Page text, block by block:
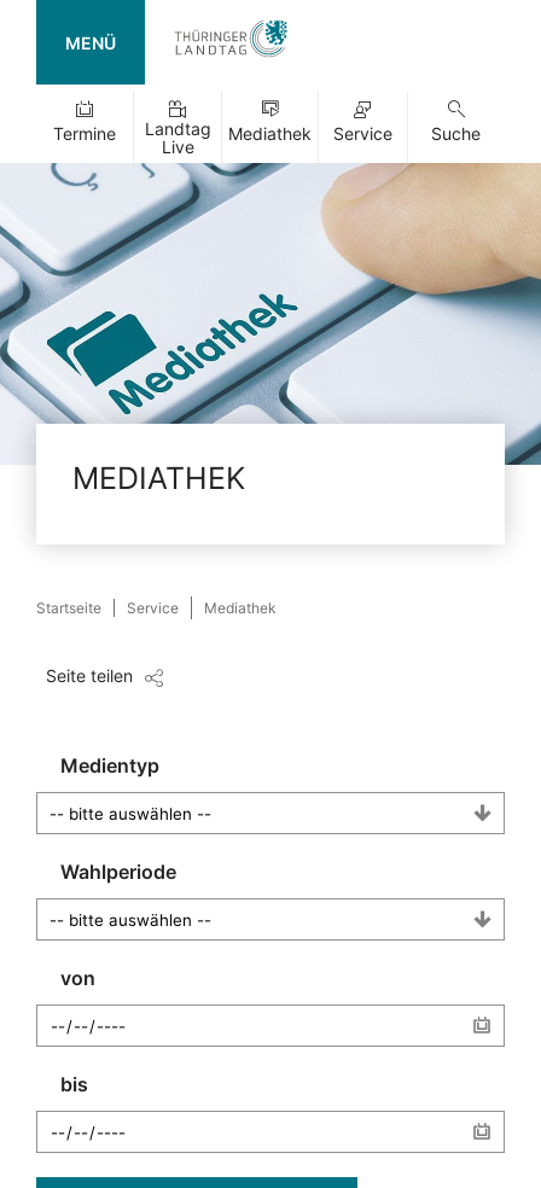
MENÜ
Termine
Landtag
Live
Mediathek Service Suche
MEDIATHEK
Startseite Service Mediathek
Seite teilen
Medientyp
Wahlperiode
von
bis